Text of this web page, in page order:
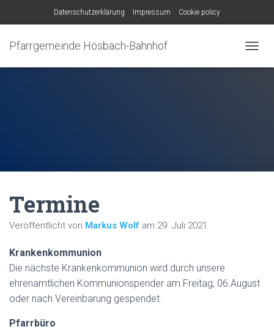
Datenschutzerklärung Impressum Cookie policy
Pfarrgemeinde Hösbach-Bahnhof
A
U
Termine
Veröffentlicht von Markus Wolf am 29. Juli 2021
Krankenkommunion
Die nächste Krankenkommunion wird durch unsere
ehrenamtlichen Kommunionspender am Freitag, 06.August
oder nach Vereinbarung gespendet.
Pfarrbüro